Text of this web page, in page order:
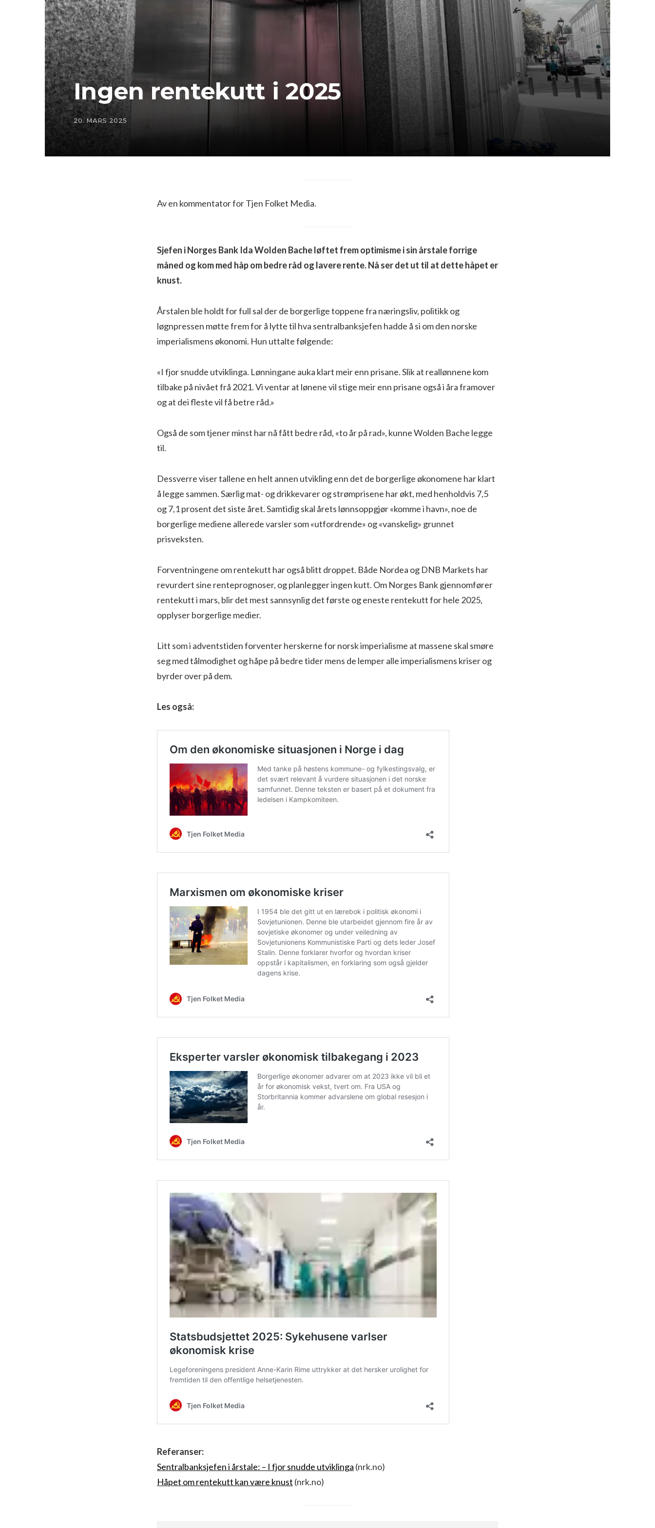
Ingen rentekutt i 2025
20. MARS 2025
Av en kommentator for Tjen Folket Media.
Sjefen i Norges Bank Ida Wolden Bache løftet frem optimisme i sin årstale forrige
måned og kom med håp om bedre råd og lavere rente. Nå ser det ut til at dette håpet er
knust.
Årstalen ble holdt for full sal der de borgerlige toppene fra næringsliv, politikk og
løgnpressen møtte frem for å lytte til hva sentralbanksjefen hadde å si om den norske
imperialismens økonomi. Hun uttalte følgende:
«I fjor snudde utviklinga. Lønningane auka klart meir enn prisane. Slik at reallønnene kom
tilbake på nivået frå 2021. Vi ventar at lønene vil stige meir enn prisane også i åra framover
og at dei fleste vil få betre råd.»
Også de som tjener minst har nå fått bedre råd, «to år på rad», kunne Wolden Bache legge
til.
Dessverre viser tallene en helt annen utvikling enn det de borgerlige økonomene har klart
å legge sammen. Særlig mat- og drikkevarer og strømprisene har økt, med henholdvis 7,5
og 7,1 prosent det siste året. Samtidig skal årets lønnsoppgjør «komme i havn», noe de
borgerlige mediene allerede varsler som «utfordrende» og «vanskelig» grunnet
prisveksten.
Forventningene om rentekutt har også blitt droppet. Både Nordea og DNB Markets har
revurdert sine renteprognoser, og planlegger ingen kutt. Om Norges Bank gjennomfører
rentekutt i mars, blir det mest sannsynlig det første og eneste rentekutt for hele 2025,
opplyser borgerlige medier.
Litt som i adventstiden forventer herskerne for norsk imperialisme at massene skal smøre
seg med tålmodighet og håpe på bedre tider mens de lemper alle imperialismens kriser og
byrder over på dem.
Les også:
Referanser:
Sentralbanksjefen i årstale: – I fjor snudde utviklinga (nrk.no)
Håpet om rentekutt kan være knust (nrk.no)